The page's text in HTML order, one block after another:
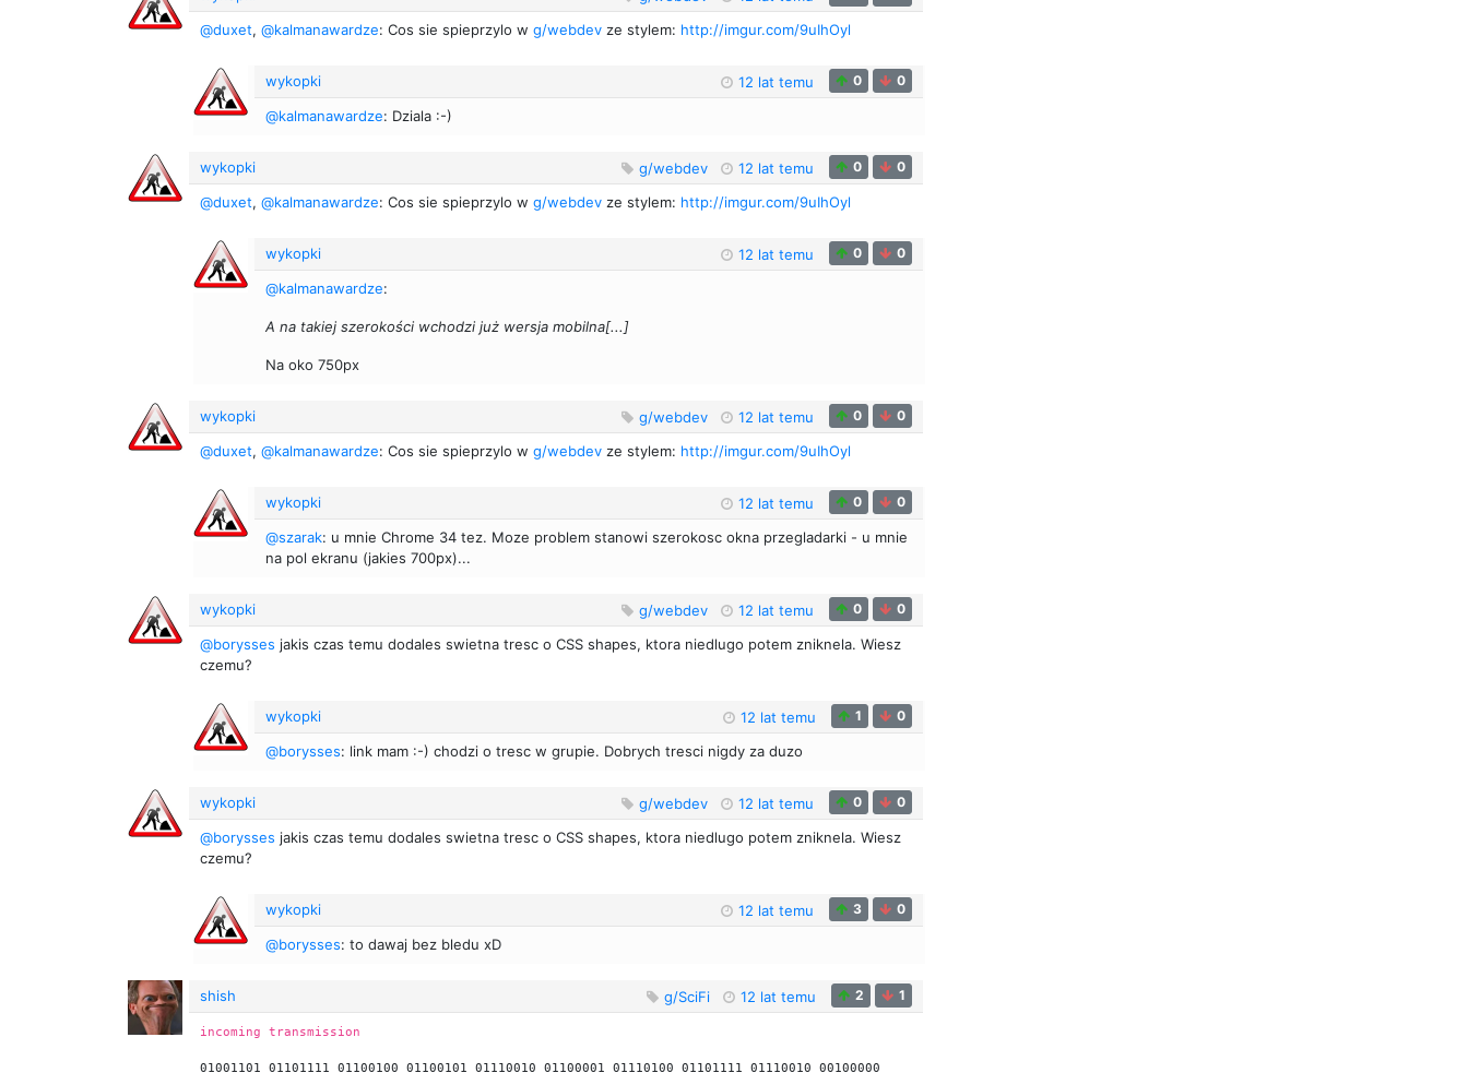
@duxet, @kalmanawardze: Cos sie spieprzylo w g/webdev ze stylem: http://imgur.com/9uIhOyl
wykopki 12 lat temu 0 0
@kalmanawardze: Dziala :-)
wykopki g/webdev 12 lat temu 0 0
@duxet, @kalmanawardze: Cos sie spieprzylo w g/webdev ze stylem: http://imgur.com/9uIhOyl
wykopki 12 lat temu 0 0
@kalmanawardze:
A na takiej szerokości wchodzi już wersja mobilna[...]
Na oko 750px
wykopki g/webdev 12 lat temu 0 0
@duxet, @kalmanawardze: Cos sie spieprzylo w g/webdev ze stylem: http://imgur.com/9uIhOyl
wykopki 12 lat temu 0 0
@szarak: u mnie Chrome 34 tez. Moze problem stanowi szerokosc okna przegladarki - u mnie
na pol ekranu (jakies 700px)...
wykopki g/webdev 12 lat temu 0 0
@borysses jakis czas temu dodales swietna tresc o CSS shapes, ktora niedlugo potem zniknela. Wiesz
czemu?
wykopki 12 lat temu 1 0
@borysses: link mam :-) chodzi o tresc w grupie. Dobrych tresci nigdy za duzo
wykopki g/webdev 12 lat temu 0 0
@borysses jakis czas temu dodales swietna tresc o CSS shapes, ktora niedlugo potem zniknela. Wiesz
czemu?
wykopki 12 lat temu 3 0
@borysses: to dawaj bez bledu xD
shish g/SciFi 12 lat temu 2 1
incoming transmission
01001101 01101111 01100100 01100101 01110010 01100001 01110100 01101111 01110010 00100000